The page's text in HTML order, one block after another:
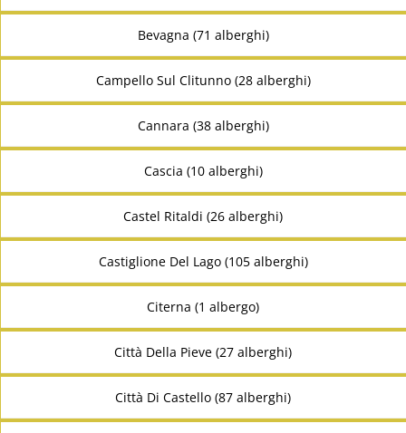
Bevagna (71 alberghi)
Campello Sul Clitunno (28 alberghi)
Cannara (38 alberghi)
Cascia (10 alberghi)
Castel Ritaldi (26 alberghi)
Castiglione Del Lago (105 alberghi)
Citerna (1 albergo)
Città Della Pieve (27 alberghi)
Città Di Castello (87 alberghi)